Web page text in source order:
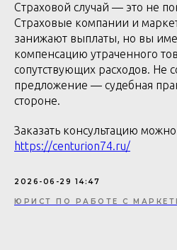
Страховой случай — это не
Страховые компании и
занижают выплаты, но вы
компенсацию утраченного
сопутствующих расходов. Не
предложение — судебная
стороне.
Заказать консультацию
https://centurion74.ru/
2026-06-29 14:47
ЮРИСТ ПО РАБОТЕ С